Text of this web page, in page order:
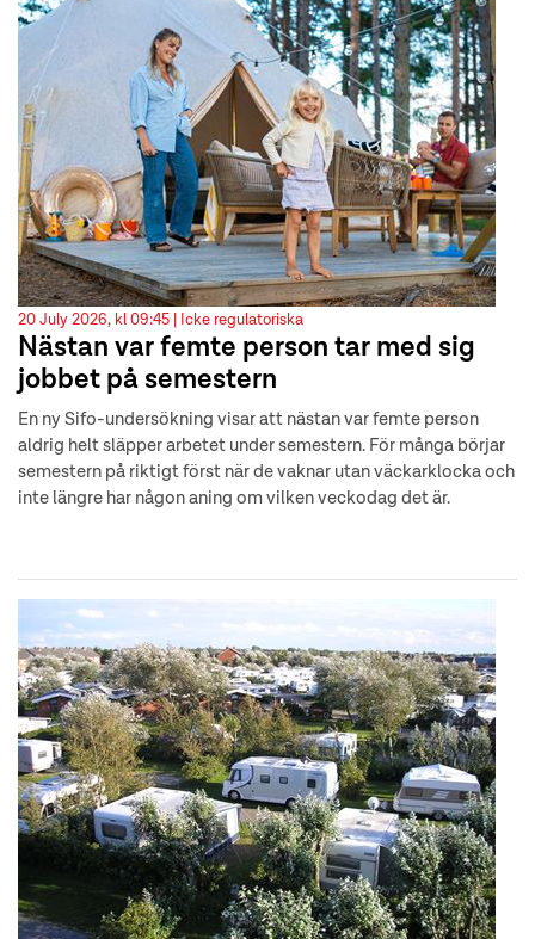
20 July 2026, kl 09:45 | Icke regulatoriska
Nästan var femte person tar med sig
jobbet på semestern
En ny Sifo-undersökning visar att nästan var femte person
aldrig helt släpper arbetet under semestern. För många börjar
semestern på riktigt först när de vaknar utan väckarklocka och
inte längre har någon aning om vilken veckodag det är.